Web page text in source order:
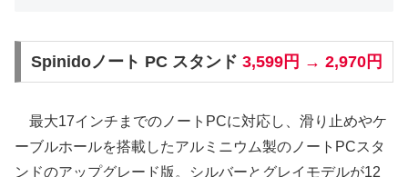
Spinidoノート PC スタンド 3,599円 → 2,970円
最大17インチまでのノートPCに対応し、滑り止めやケ
ーブルホールを搭載したアルミニウム製のノートPCスタ
ンドのアップグレード版。シルバーとグレイモデルが12